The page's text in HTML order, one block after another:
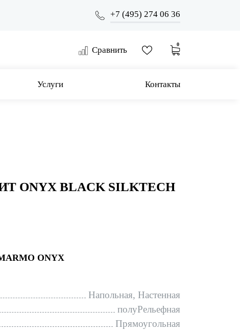
+7 (495) 274 06 36
Сравнить
0
Услуги Контакты
ONYX BLACK SILKTECH
ONYX
Напольная, Настенная
полуРельефная
Прямоугольная